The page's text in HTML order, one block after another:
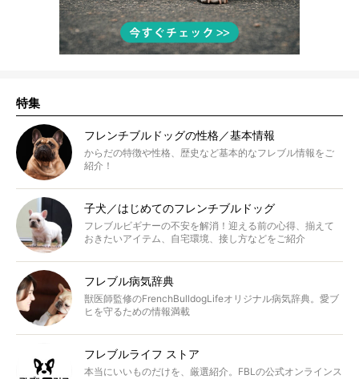
特集
フレンチブルドッグの性格／基本情報
からだの特徴や性格、歴史など基本的なフレブル情報をご
紹介！
子犬／はじめてのフレンチブルドッグ
フレブルビギナーの不安を解消！迎える前の心得、揃えて
おきたいアイテム、自宅環境、接し方などをご紹介
フレブル病気辞典
獣医師監修のFrenchBulldogLifeオリジナル病気辞典。愛ブ
ヒを守るための情報満載
フレブルライフ ストア
本当にいいものだけを、厳選紹介。FBLの公式オンラインス